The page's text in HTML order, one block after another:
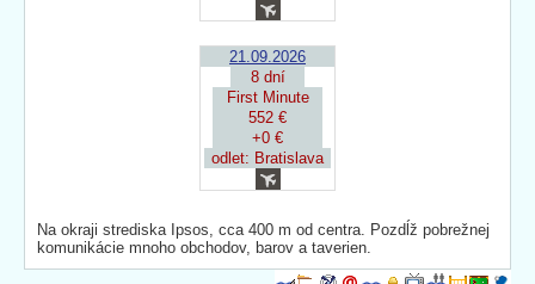
21.09.2026
8 dní
First Minute
552 €
+0 €
odlet: Bratislava
Na okraji strediska Ipsos, cca 400 m od centra. Pozdĺž pobrežnej
komunikácie mnoho obchodov, barov a taverien.